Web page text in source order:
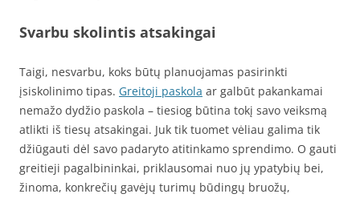
Svarbu skolintis atsakingai
Taigi, nesvarbu, koks būtų planuojamas pasirinkti
įsiskolinimo tipas. Greitoji paskola ar galbūt pakankamai
nemažo dydžio paskola – tiesiog būtina tokį savo veiksmą
atlikti iš tiesų atsakingai. Juk tik tuomet vėliau galima tik
džiūgauti dėl savo padaryto atitinkamo sprendimo. O gauti
greitieji pagalbininkai, priklausomai nuo jų ypatybių bei,
žinoma, konkrečių gavėjų turimų būdingų bruožų,